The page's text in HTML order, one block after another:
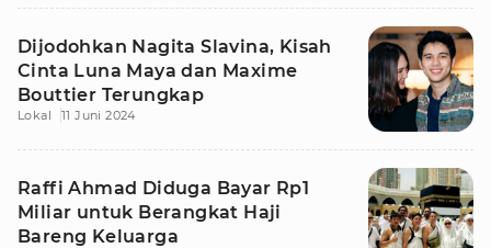
Dijodohkan Nagita Slavina, Kisah
Cinta Luna Maya dan Maxime
Bouttier Terungkap
Lokal 11 Juni 2024
Raffi Ahmad Diduga Bayar Rp1
Miliar untuk Berangkat Haji
Bareng Keluarga